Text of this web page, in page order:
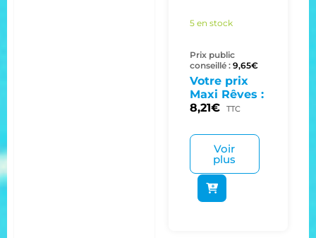
5 en stock
Prix public
conseillé : 9,65€
Votre prix
Maxi Rêves :
8,21€ TTC
Voir
plus